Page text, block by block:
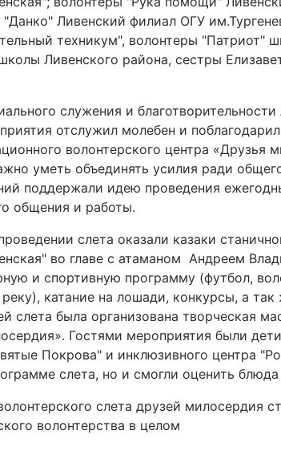
Ливенский филиал ОГУ
техникум", волонтеры "Патриот"
Ливенского района, сестры
служения и
отслужил молебен и
волонтерского центра «Друзья
уметь объединять усилия ради
поддержали идею проведения
общения и работы.
слета оказали казаки
во главе с атаманом Андреем
и спортивную программу (футбол,
катание на лошади, конкурсы, а
слета была организована творческая
Гостями мероприятия были
Покрова" и инклюзивного центра
слета, но и смогли оценить
слета друзей милосердия
волонтерства в целом